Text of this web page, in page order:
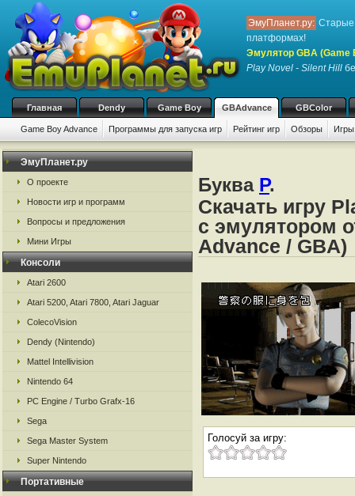
ЭмуПланет.ру: Старые
платформах!
Эмулятор GBA (Game
Play Novel - Silent Hill
Главная Dendy Game Boy GBAdvance GBColor
Game Boy Advance Программы для запуска игр Рейтинг игр Обзоры
ЭмуПланет.ру
О проекте
Новости игр и программ
Вопросы и предложения
Мини Игры
Консоли
Atari 2600
Atari 5200, Atari 7800, Atari Jaguar
ColecoVision
Dendy (Nintendo)
Mattel Intellivision
Nintendo 64
PC Engine / Turbo Grafx-16
Sega
Sega Master System
Super Nintendo
Портативные
Буква P.
Скачать игру
с эмулятором
Advance / GBA)
Голосуй за игру: